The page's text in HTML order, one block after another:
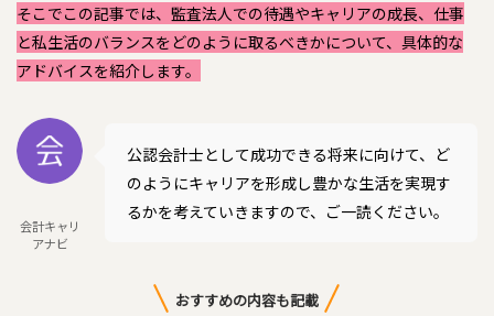
そこでこの記事では、監査法人での待遇やキャリアの成長、仕事
と私生活のバランスをどのように取るべきかについて、具体的な
アドバイスを紹介します。
会計キャリ
アナビ
公認会計士として成功できる将来に向けて、ど
のようにキャリアを形成し豊かな生活を実現す
るかを考えていきますので、ご一読ください。
おすすめの内容も記載